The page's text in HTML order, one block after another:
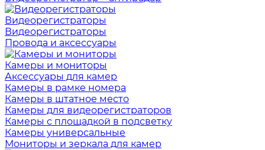
Видеорегистраторы
Видеорегистраторы
Провода и аксессуары
Камеры и мониторы
Аксессуары для камер
Камеры в рамке номера
Камеры в штатное место
Камеры для видеорегистраторов
Камеры с площадкой в подсветку
Камеры универсальные
Мониторы и зеркала для камер